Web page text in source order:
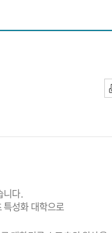
니다.
성화 대학으로